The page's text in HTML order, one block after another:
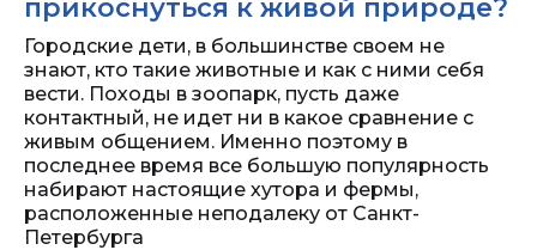
прикоснуться к живой природе?
Городские дети, в большинстве своем не
знают, кто такие животные и как с ними себя
вести. Походы в зоопарк, пусть даже
контактный, не идет ни в какое сравнение с
живым общением. Именно поэтому в
последнее время все большую популярность
набирают настоящие хутора и фермы,
расположенные неподалеку от Санкт-
Петербурга